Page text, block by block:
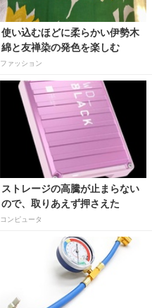
使い込むほどに柔らかい伊勢木
綿と友禅染の発色を楽しむ
ファッション
ストレージの高騰が止まらない
ので、取りあえず押さえた
コンピュータ